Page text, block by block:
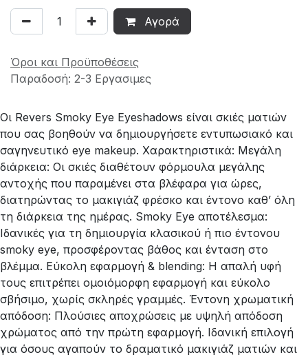
Αγορά
Όροι και Προϋποθέσεις
Παραδοσή: 2-3 Εργασιμες
Οι Revers Smoky Eye Eyeshadows είναι σκιές ματιών
που σας βοηθούν να δημιουργήσετε εντυπωσιακό και
σαγηνευτικό eye makeup. Χαρακτηριστικά: Μεγάλη
διάρκεια: Οι σκιές διαθέτουν φόρμουλα μεγάλης
αντοχής που παραμένει στα βλέφαρα για ώρες,
διατηρώντας το μακιγιάζ φρέσκο και έντονο καθ’ όλη
τη διάρκεια της ημέρας. Smoky Eye αποτέλεσμα:
Ιδανικές για τη δημιουργία κλασικού ή πιο έντονου
smoky eye, προσφέροντας βάθος και ένταση στο
βλέμμα. Εύκολη εφαρμογή & blending: Η απαλή υφή
τους επιτρέπει ομοιόμορφη εφαρμογή και εύκολο
σβήσιμο, χωρίς σκληρές γραμμές. Έντονη χρωματική
απόδοση: Πλούσιες αποχρώσεις με υψηλή απόδοση
χρώματος από την πρώτη εφαρμογή. Ιδανική επιλογή
για όσους αγαπούν το δραματικό μακιγιάζ ματιών και